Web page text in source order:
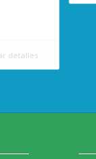
detalles